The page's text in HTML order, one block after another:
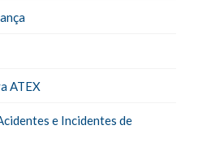
ATEX
e Incidentes de